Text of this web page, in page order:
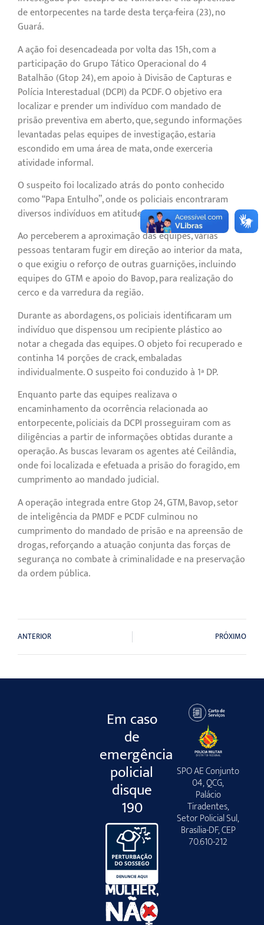
de entorpecentes na tarde desta terça-feira (23), no
Guará.
A ação foi desencadeada por volta das 15h, com a
participação do Grupo Tático Operacional do 4º
Batalhão (Gtop 24), em apoio à Divisão de Capturas e
Polícia Interestadual (DCPI) da PCDF. O objetivo era
localizar e prender um indivíduo com mandado de
prisão preventiva em aberto, que, segundo informações
levantadas pelas equipes de investigação, estaria
escondido em uma área de mata, onde exerceria
atividade informal.
O suspeito foi localizado atrás do ponto conhecido
como “Papa Entulho”, onde os policiais encontraram
diversos indivíduos em atitude suspeita.
Ao perceberem a aproximação das equipes, várias
pessoas tentaram fugir em direção ao interior da mata,
o que exigiu o reforço de outras guarnições, incluindo
equipes do GTM e apoio do Bavop, para realização do
cerco e da varredura da região.
Durante as abordagens, os policiais identificaram um
indivíduo que dispensou um recipiente plástico ao
notar a chegada das equipes. O objeto foi recuperado e
continha 14 porções de crack, embaladas
individualmente. O suspeito foi conduzido à 1ª DP.
Enquanto parte das equipes realizava o
encaminhamento da ocorrência relacionada ao
entorpecente, policiais da DCPI prosseguiram com as
diligências a partir de informações obtidas durante a
operação. As buscas levaram os agentes até Ceilândia,
onde foi localizada e efetuada a prisão do foragido, em
cumprimento ao mandado judicial.
A operação integrada entre Gtop 24, GTM, Bavop, setor
de inteligência da PMDF e PCDF culminou no
cumprimento do mandado de prisão e na apreensão de
drogas, reforçando a atuação conjunta das forças de
segurança no combate à criminalidade e na preservação
da ordem pública.
ANTERIOR PRÓXIMO
Em caso
de
emergência
policial
disque
190
SPO AE Conjunto
04, QCG,
Palácio
Tiradentes,
Setor Policial Sul,
Brasília-DF, CEP
70.610-212